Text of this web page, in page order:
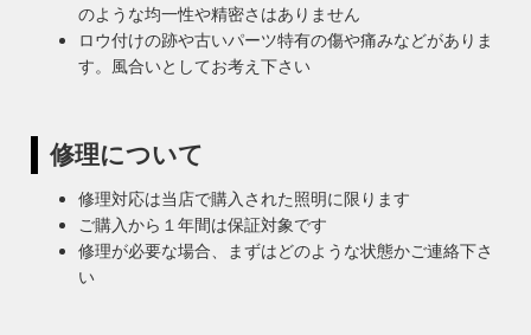
のような均一性や精密さはありません
ロウ付けの跡や古いパーツ特有の傷や痛みなどがありま
す。風合いとしてお考え下さい
修理について
修理対応は当店で購入された照明に限ります
ご購入から１年間は保証対象です
修理が必要な場合、まずはどのような状態かご連絡下さ
い